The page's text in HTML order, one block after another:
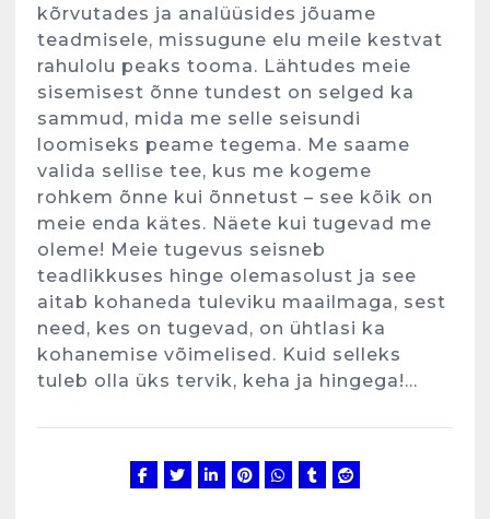
kõrvutades ja analüüsides jõuame
teadmisele, missugune elu meile kestvat
rahulolu peaks tooma. Lähtudes meie
sisemisest õnne tundest on selged ka
sammud, mida me selle seisundi
loomiseks peame tegema. Me saame
valida sellise tee, kus me kogeme
rohkem õnne kui õnnetust – see kõik on
meie enda kätes. Näete kui tugevad me
oleme! Meie tugevus seisneb
teadlikkuses hinge olemasolust ja see
aitab kohaneda tuleviku maailmaga, sest
need, kes on tugevad, on ühtlasi ka
kohanemise võimelised. Kuid selleks
tuleb olla üks tervik, keha ja hingega!…
Kunglarahva Turuplats
Eestlaste toidu -ja
kokkusaamise koht Soomes,
Espoos
märts 24, 2025
Kunglarahva Turuplats
Salvkaevud
märts 24, 2025
Kunglarahva Turuplats